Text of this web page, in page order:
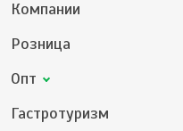
Компании
Розница
Опт
Гастротуризм